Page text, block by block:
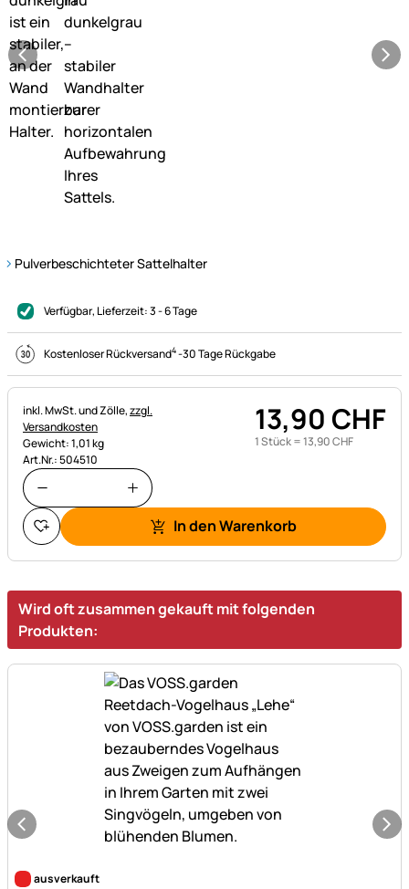
Pulverbeschichteter Sattelhalter
Verfügbar, Lieferzeit:3 - 6 Tage
Kostenloser Rückversand4-30 Tage Rückgabe
Steuerhinweis:
inkl. MwSt. und Zölle,zzgl.
Versandkosten
Gewicht: 1,01 kg
Art.Nr.: 504510
13,90 CHF
1 Stück =13,90CHF
In den Warenkorb
Wird oft zusammen gekauft mit folgenden
Produkten:
Noch keine Bewertungen abgegeben
ausverkauft